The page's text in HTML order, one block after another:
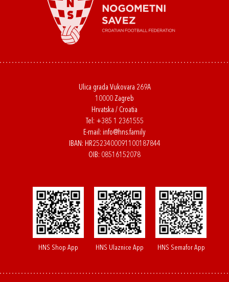
Ulica grada Vukovara 269A
10000 Zagreb
Hrvatska / Croatia
Tel: +385 1 2361555
E-mail: info@hns.family
IBAN: HR2523400091100187844
OIB: 08516152078
HNS Shop App HNS Ulaznice App HNS Semafor App